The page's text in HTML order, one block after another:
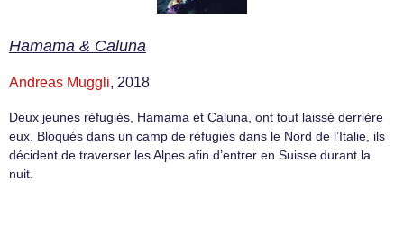
Hamama & Caluna
Andreas Muggli, 2018
Deux jeunes réfugiés, Hamama et Caluna, ont tout laissé derrière
eux. Bloqués dans un camp de réfugiés dans le Nord de l’Italie, ils
décident de traverser les Alpes afin d’entrer en Suisse durant la
nuit.